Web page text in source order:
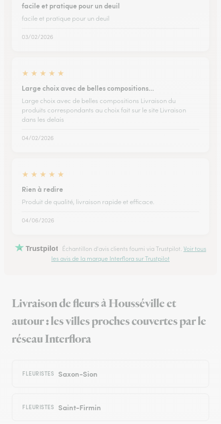
facile et pratique pour un deuil
facile et pratique pour un deuil
03/02/2026
★ ★ ★ ★ ★
Large choix avec de belles compositions…
Large choix avec de belles compositions Livraison du
produits correspondants au choix fait sur le site Livraison
dans les delais
04/02/2026
★ ★ ★ ★ ★
Rien à redire
Produit de qualité, livraison rapide et efficace.
04/06/2026
Trustpilot Échantillon d'avis clients fourni via Trustpilot. Voir tous
les avis de la marque Interflora sur Trustpilot
Livraison de fleurs à Housséville et
autour : les villes proches couvertes par le
réseau Interflora
FLEURISTES Saxon-Sion
FLEURISTES Saint-Firmin